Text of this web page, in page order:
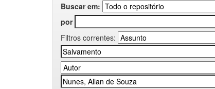
Buscar em:
por
Filtros correntes: